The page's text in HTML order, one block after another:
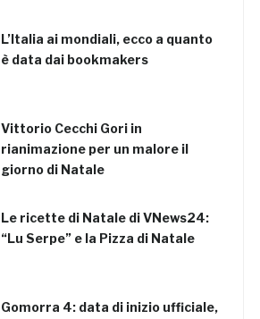
L’Italia ai mondiali, ecco a quanto
è data dai bookmakers
Vittorio Cecchi Gori in
rianimazione per un malore il
giorno di Natale
Le ricette di Natale di VNews24:
“Lu Serpe” e la Pizza di Natale
Gomorra 4: data di inizio ufficiale,